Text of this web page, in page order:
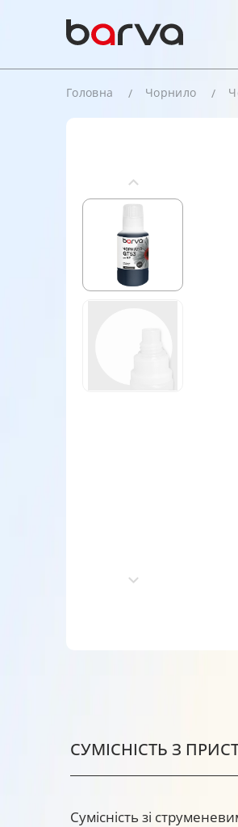
Головна Чорнило
СУМІСНІСТЬ З
Сумісність зі